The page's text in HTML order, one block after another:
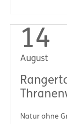
14
August
Natur ohne